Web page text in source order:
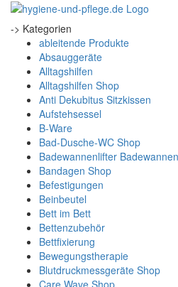
-> Kategorien
ableitende Produkte
Absauggeräte
Alltagshilfen
Alltagshilfen Shop
Anti Dekubitus Sitzkissen
Aufstehsessel
B-Ware
Bad-Dusche-WC Shop
Badewannenlifter
Bandagen Shop
Befestigungen
Beinbeutel
Bett im Bett
Bettenzubehör
Bettfixierung
Bewegungstherapie
Blutdruckmessgeräte Shop
Care Wave Shop